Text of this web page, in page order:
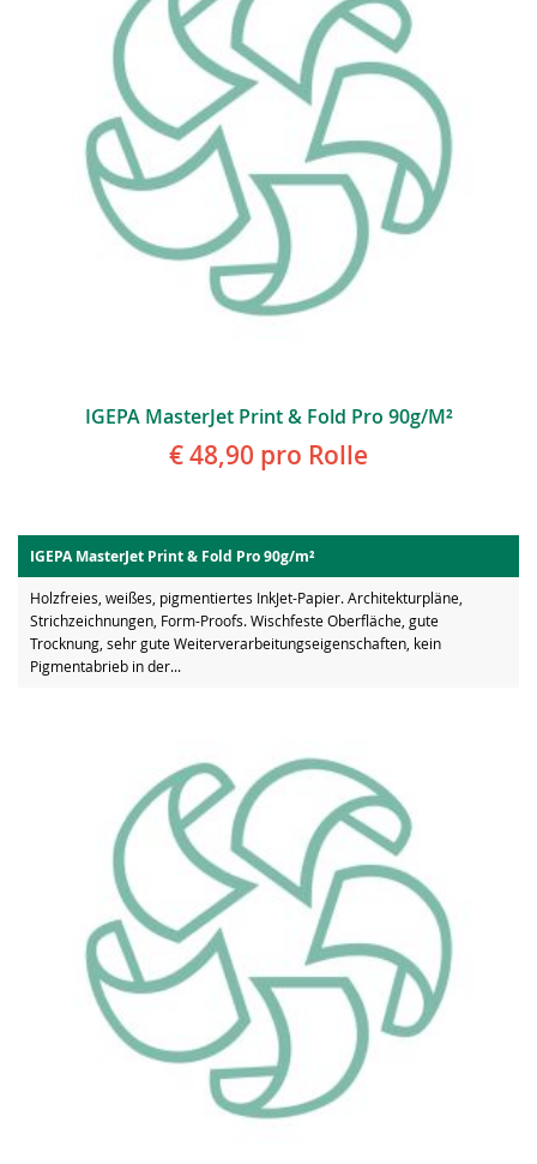
IGEPA MasterJet Print & Fold Pro 90g/m²
€ 48,90 pro Rolle
IGEPA MasterJet Print & Fold Pro 90g/m²
Holzfreies, weißes, pigmentiertes InkJet-Papier. Architekturpläne,
Strichzeichnungen, Form-Proofs. Wischfeste Oberfläche, gute
Trocknung, sehr gute Weiterverarbeitungseigenschaften, kein
Pigmentabrieb in der...